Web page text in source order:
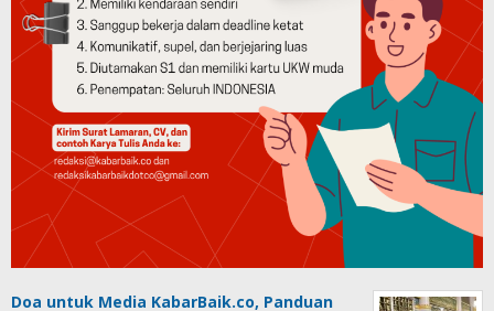
Doa untuk Media KabarBaik.co, Panduan